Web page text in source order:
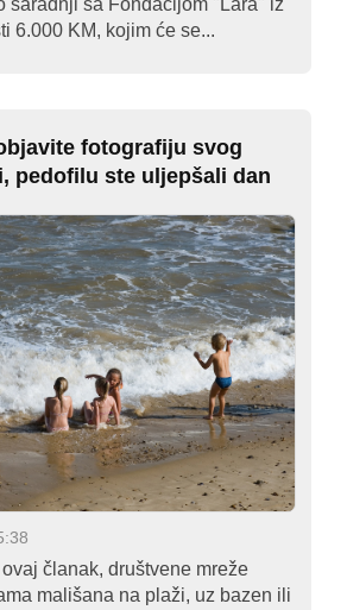
saradnji sa Fondacijom "Lara" iz
6.000 KM, kojim će se...
fotografiju svog
pedofilu ste uljepšali dan
članak, društvene mreže
mališana na plaži, uz bazen ili